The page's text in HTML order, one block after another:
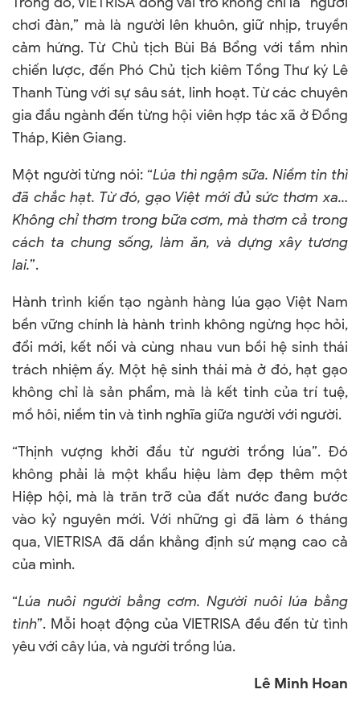
chơi đàn,” mà là người lên khuôn, giữ nhịp, truyền
cảm hứng. Từ Chủ tịch Bùi Bá Bổng với tầm nhìn
chiến lược, đến Phó Chủ tịch kiêm Tổng Thư ký Lê
Thanh Tùng với sự sâu sát, linh hoạt. Từ các chuyên
gia đầu ngành đến từng hội viên hợp tác xã ở Đồng
Tháp, Kiên Giang.
Một người từng nói: “Lúa thì ngậm sữa. Niềm tin thì
đã chắc hạt. Từ đó, gạo Việt mới đủ sức thơm xa…
Không chỉ thơm trong bữa cơm, mà thơm cả trong
cách ta chung sống, làm ăn, và dựng xây tương
lai.”.
Hành trình kiến tạo ngành hàng lúa gạo Việt Nam
bền vững chính là hành trình không ngừng học hỏi,
đổi mới, kết nối và cùng nhau vun bồi hệ sinh thái
trách nhiệm ấy. Một hệ sinh thái mà ở đó, hạt gạo
không chỉ là sản phẩm, mà là kết tinh của trí tuệ,
mồ hôi, niềm tin và tình nghĩa giữa người với người.
“Thịnh vượng khởi đầu từ người trồng lúa”. Đó
không phải là một khẩu hiệu làm đẹp thêm một
Hiệp hội, mà là trăn trỡ của đất nước đang bước
vào kỷ nguyên mới. Với những gì đã làm 6 tháng
qua, VIETRISA đã dần khẳng định sứ mạng cao cả
của mình.
“Lúa nuôi người bằng cơm. Người nuôi lúa bằng
tình”. Mỗi hoạt động của VIETRISA đều đến từ tình
yêu với cây lúa, và người trồng lúa.
Lê Minh Hoan